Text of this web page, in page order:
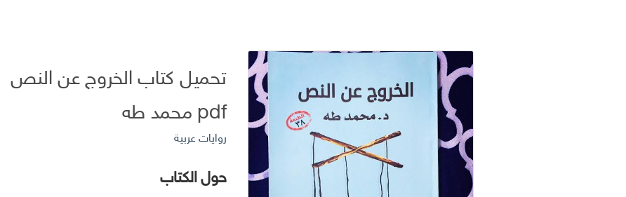
تحميل كتاب الخروج عن النص
pdf محمد طه
روايات عربية
حول الكتاب